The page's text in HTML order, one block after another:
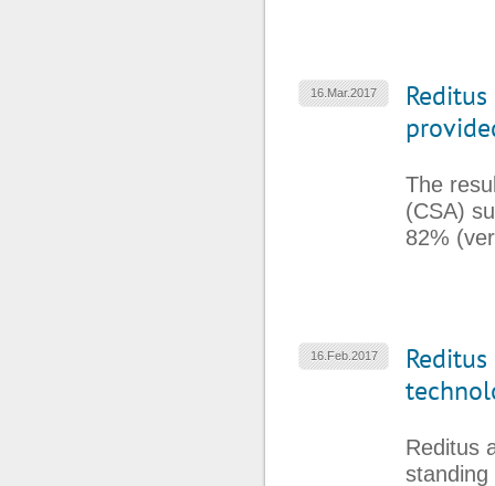
16.Mar.2017
The
(CSA)
82%
16.Feb.2017
Reditus
standing